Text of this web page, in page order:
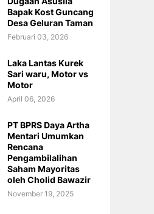
Bapak Kost Guncang
Desa Geluran Taman
Februari 03, 2026
Laka Lantas Kurek
Sari waru, Motor vs
Motor
April 06, 2026
PT BPRS Daya Artha
Mentari Umumkan
Rencana
Pengambilalihan
Saham Mayoritas
oleh Cholid Bawazir
November 19, 2025